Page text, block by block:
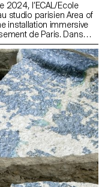
2024, l’ECAL/Ecole
studio parisien Area of
installation immersive
de Paris. Dans
à l’apparence vide
A une autre
Battements
Dans le décor
du 11e arrondissement
à découvrir une co-
artificielles créées
réalistes, ces
mettent en lumière
un flottement de
séries de
2024 par Area of Work,
techniques et
Photographie de
de transposer